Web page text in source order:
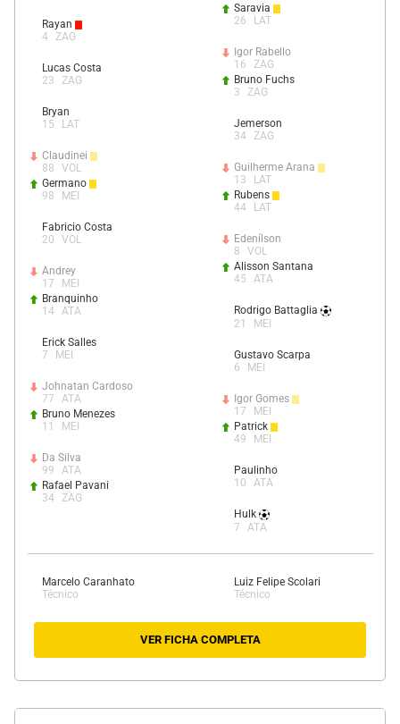
Rayan
4 ZAG
Lucas Costa
23
ZAG
Bryan
15
LAT
Claudinei
88
VOL
Germano
98
MEI
Fabricio Costa
20
VOL
Andrey
17
MEI
Branquinho
14 ATA
Erick Salles
7
MEI
Johnatan Cardoso
77
ATA
Bruno Menezes
11
MEI
Da Silva
99
ATA
Rafael Pavani
34 ZAG
Saravia
26
LAT
Igor Rabello
16
ZAG
Bruno Fuchs
3
ZAG
Jemerson
34 ZAG
Guilherme Arana
13
LAT
Rubens
44
LAT
Edenílson
8
VOL
Alisson Santana
45
ATA
Rodrigo Battaglia
21
MEI
Gustavo Scarpa
6
MEI
Igor Gomes
17
MEI
Patrick
49
MEI
Paulinho
10
ATA
Hulk
7
ATA
Marcelo Caranhato
Técnico
Luiz Felipe Scolari
Técnico
VER FICHA COMPLETA